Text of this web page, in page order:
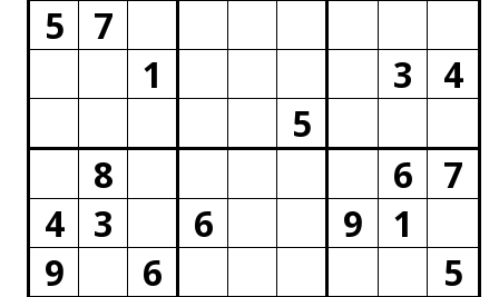
5
7
1
3
4
5
8
6
7
4
3 6 9
1
9
6 5